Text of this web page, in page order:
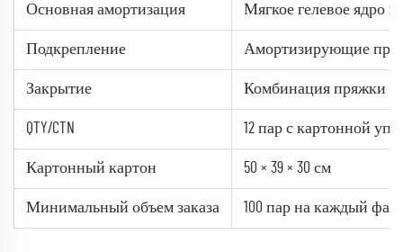
Основная амортизация Мягкое гелевое ядро в
Подкрепление Амортизирующие
Закрытие Комбинация пряжки и
QTY/CTN 12 пар с картонной
Картонный картон 50 × 39 × 30 см
Минимальный объем заказа 100 пар на каждый